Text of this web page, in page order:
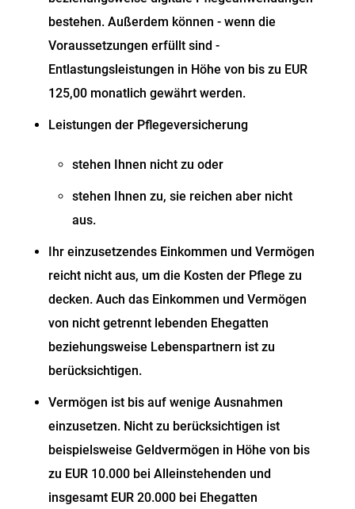
bestehen. Außerdem können - wenn die
Voraussetzungen erfüllt sind -
Entlastungsleistungen in Höhe von bis zu EUR
125,00 monatlichgewährt werden.
Leistungen der Pflegeversicherung
stehen Ihnen nicht zu oder
stehen Ihnen zu, sie reichen aber nicht
aus.
Ihr einzusetzendes Einkommen und Vermögen
reicht nicht aus, um die Kosten der Pflege zu
decken. Auch das Einkommen und Vermögen
von nicht getrennt lebenden Ehegatten
beziehungsweise Lebenspartnern ist zu
berücksichtigen.
Vermögen ist bis auf wenige Ausnahmen
einzusetzen. Nicht zu berücksichtigen ist
beispielsweise Geldvermögen in Höhe von bis
zu EUR 10.000 bei Alleinstehenden und
insgesamt EUR 20.000 bei Ehegatten